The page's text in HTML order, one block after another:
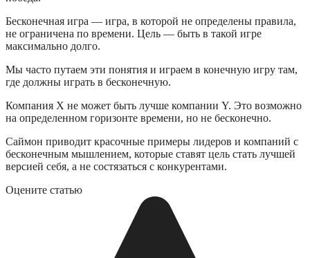
Бесконечная игра — игра, в которой не определены правила,
не ограничена по времени. Цель — быть в такой игре
максимально долго.
Мы часто путаем эти понятия и играем в конечную игру там,
где должны играть в бесконечную.
Компания X не может быть лучше компании Y. Это возможно
на определенном горизонте времени, но не бесконечно.
Саймон приводит красочные примеры лидеров и компаний с
бесконечным мышлением, которые ставят цель стать лучшей
версией себя, а не состязаться с конкурентами.
Оцените статью